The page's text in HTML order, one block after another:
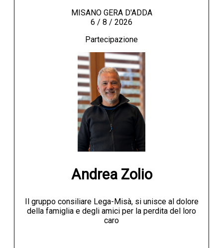
MISANO GERA D'ADDA
6 / 8 / 2026
Partecipazione
Andrea Zolio
Il gruppo consiliare Lega-Misà, si unisce al dolore
della famiglia e degli amici per la perdita del loro
caro